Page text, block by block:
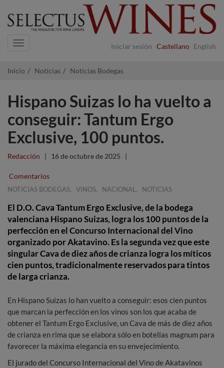
Iniciar sesión Castellano English
Navigation
Inicio Noticias Noticias Bodegas
Hispano Suizas lo ha vuelto a
conseguir: Tantum Ergo
Exclusive, 100 puntos.
Redacción | 16 de octubre de 2025 |
Comentarios
NOTICIAS BODEGAS, VINOS, NACIONAL , NOTICIAS
El D.O. Cava Tantum Ergo Exclusive, de la bodega
valenciana Hispano Suizas, logra los 100 puntos de la
perfección en el Concurso Internacional del Vino
organizado por Akatavino. Es la segunda vez que este
singular Cava de diez años de crianza logra los míticos
cien puntos, tradicionalmente reservados para tintos
de larga crianza.
En Hispano Suizas lo han vuelto a conseguir: esos cien puntos
que marcan la perfección en los vinos son los que acaba de
obtener el Tantum Ergo Exclusive, un Cava de más de diez años
de crianza en rima que se elabora sólo en botellas magnum para
favorecer la máxima elegancia en su envejecimiento.
El jurado del Concurso Internacional del Vino de Akatavinos